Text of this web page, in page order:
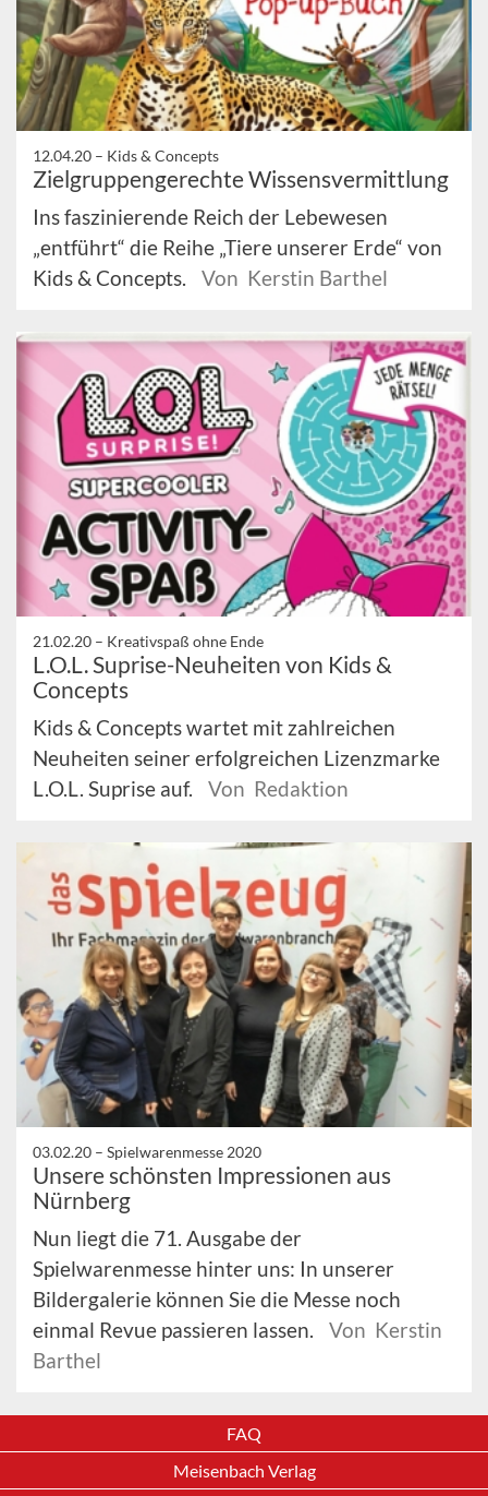
12.04.20 – Kids & Concepts
Zielgruppengerechte Wissensvermittlung
Ins faszinierende Reich der Lebewesen
„entführt“ die Reihe „Tiere unserer Erde“ von
Kids & Concepts.
Von Kerstin Barthel
21.02.20 – Kreativspaß ohne Ende
L.O.L. Suprise-Neuheiten von Kids &
Concepts
Kids & Concepts wartet mit zahlreichen
Neuheiten seiner erfolgreichen Lizenzmarke
L.O.L. Suprise auf.
Von Redaktion
03.02.20 – Spielwarenmesse 2020
Unsere schönsten Impressionen aus
Nürnberg
Nun liegt die 71. Ausgabe der
Spielwarenmesse hinter uns: In unserer
Bildergalerie können Sie die Messe noch
einmal Revue passieren lassen.
Von Kerstin
Barthel
FAQ
Meisenbach Verlag